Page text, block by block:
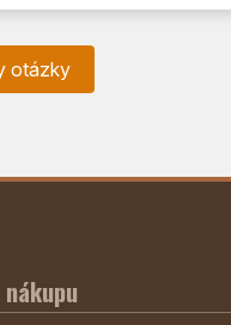
otázky
nákupu